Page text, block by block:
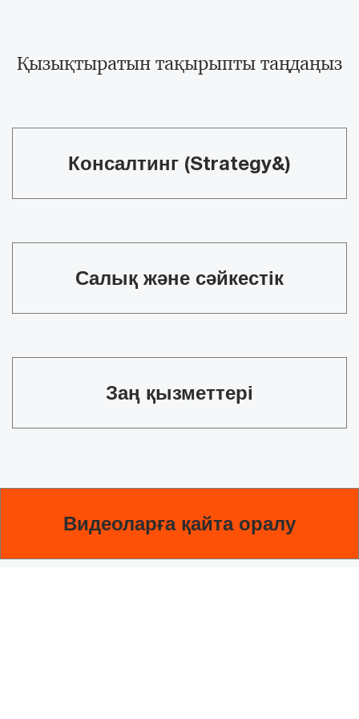
Қызықтыратын тақырыпты таңдаңыз​
Консалтинг (Strategy&)​​
Салық және сәйкестік​
Заң қызметтері​
Видеоларға қайта оралу​​